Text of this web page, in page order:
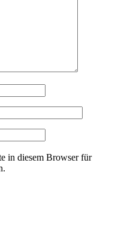
in diesem Browser für